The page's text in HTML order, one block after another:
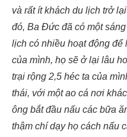
và rất ít khách du lịch trở
đó, Ba Đức đã có một
lịch có nhiều hoạt động để
của mình, họ sẽ ở lại lâu
trại rộng 2,5 héc ta của
thái, với một ao cá nơi
ông bắt đầu nấu các bữa
thậm chí dạy họ cách nấu